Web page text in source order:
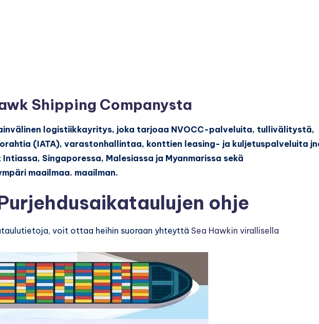
Shipping Companysta
logistiikkayritys, joka tarjoaa NVOCC-palveluita, tullivälitystä,
(IATA), varastonhallintaa, konttien leasing- ja kuljetuspalveluita
Singaporessa, Malesiassa ja Myanmarissa sekä
maailmaa. maailman.
ohje
voit ottaa heihin suoraan yhteyttä Sea Hawkin virallisella